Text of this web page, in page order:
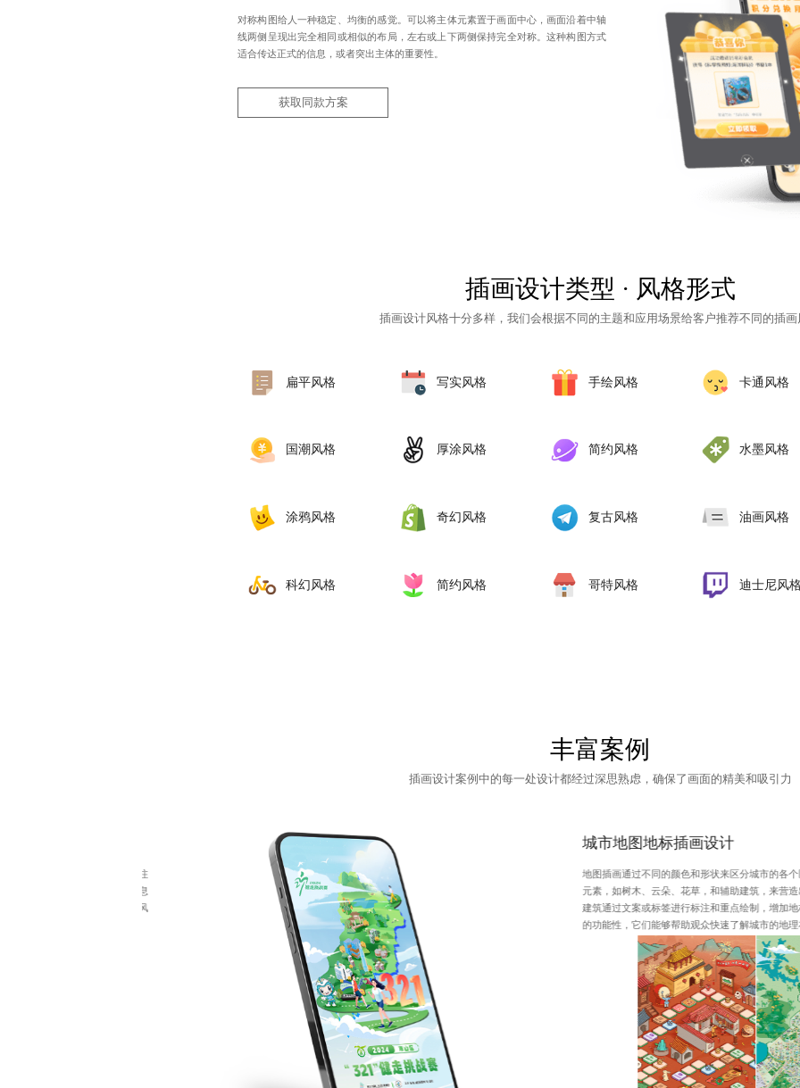
对称构图给人一种稳定、均衡的感觉。可以将主体元素置于画面中心，画面沿着中轴
线两侧呈现出完全相同或相似的布局，左右或上下两侧保持完全对称。这种构图方式
适合传达正式的信息，或者突出主体的重要性。
获取同款方案
插画设计类型 · 风格形式
插画设计风格十分多样，我们会根据不同的主题和应用场景给客户推荐不同的插画
扁平风格 写实风格 手绘风格 卡通风格
国潮风格 厚涂风格 简约风格 水墨风格
涂鸦风格 奇幻风格 复古风格 油画风格
‌科幻风格 简约风格 哥特风格 迪士尼风
丰富案例
插画设计案例中的每一处设计都经过深思熟虑，确保了画面的精美和吸引力
城市地图地标插画设计
地图插画通过不同的颜色和形状来区分城市的各
元素，如树木、云朵、花草，和辅助建筑，来营
建筑通过文案或标签进行标注和重点绘制，增加
的功能性，它们能够帮助观众快速了解城市的地